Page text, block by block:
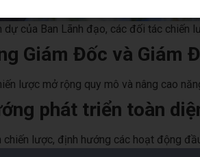
của Ban Lãnh đạo, các đối tác chiến
Giám Đốc và Giám
lược mở rộng quy mô và nâng cao
phát triển toàn
chiến lược, định hướng các hoạt động